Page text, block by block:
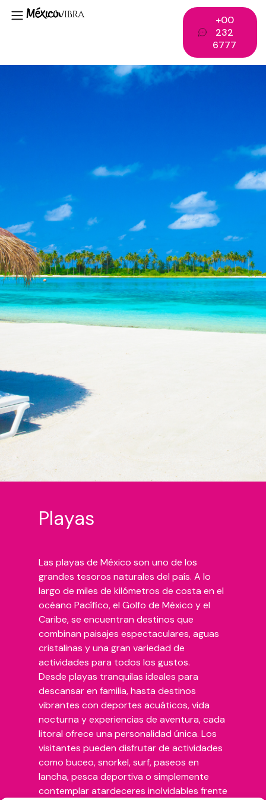
+00
232
6777
Playas
Las playas de México son uno de los
grandes tesoros naturales del país. A lo
largo de miles de kilómetros de costa en el
océano Pacífico, el Golfo de México y el
Caribe, se encuentran destinos que
combinan paisajes espectaculares, aguas
cristalinas y una gran variedad de
actividades para todos los gustos.
Desde playas tranquilas ideales para
descansar en familia, hasta destinos
vibrantes con deportes acuáticos, vida
nocturna y experiencias de aventura, cada
litoral ofrece una personalidad única. Los
visitantes pueden disfrutar de actividades
como buceo, snorkel, surf, paseos en
lancha, pesca deportiva o simplemente
contemplar atardeceres inolvidables frente